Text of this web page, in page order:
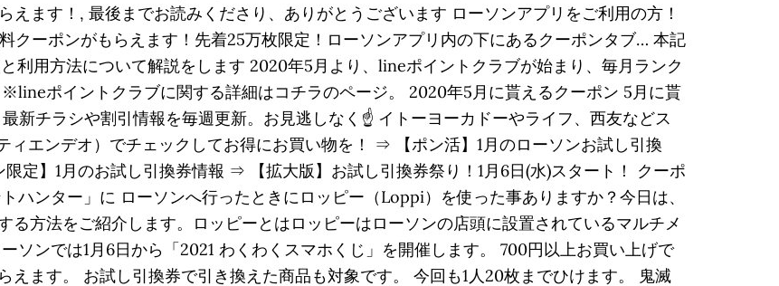
えます！, 最後までお読みくださり、ありがとうございます ローソンアプリをご利用の方！
クーポンがもらえます！先着25万枚限定！ローソンアプリ内の下にあるクーポンタブ… 本記
利用方法について解説をします 2020年5月より、lineポイントクラブが始まり、毎月ランク
ポイントクラブに関する詳細はコチラのページ。 2020年5月に貰えるクーポン 5月に貰
新チラシや割引情報を毎週更新。お見逃しなく☝ イトーヨーカドーやライフ、西友などス
エンデオ）でチェックしてお得にお買い物を！ ⇒ 【ポン活】1月のローソンお試し引換
定】1月のお試し引換券情報 ⇒ 【拡大版】お試し引換券祭り！1月6日(水)スタート！ クーポ
ハンター」に ローソンへ行ったときにロッピー（Loppi）を使った事ありますか？今日は、
る方法をご紹介します。ロッピーとはロッピーはローソンの店頭に設置されているマルチメ
ソンでは1月6日から「2021 わくわくスマホくじ」を開催します。 700円以上お買い上げで
えます。 お試し引換券で引き換えた商品も対象です。 今回も1人20枚までひけます。 鬼滅